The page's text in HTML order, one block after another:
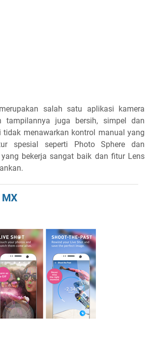
salah satu aplikasi kamera
tampilannya juga bersih, simpel dan
tidak menawarkan kontrol manual yang
spesial seperti Photo Sphere dan
bekerja sangat baik dan fitur Lens